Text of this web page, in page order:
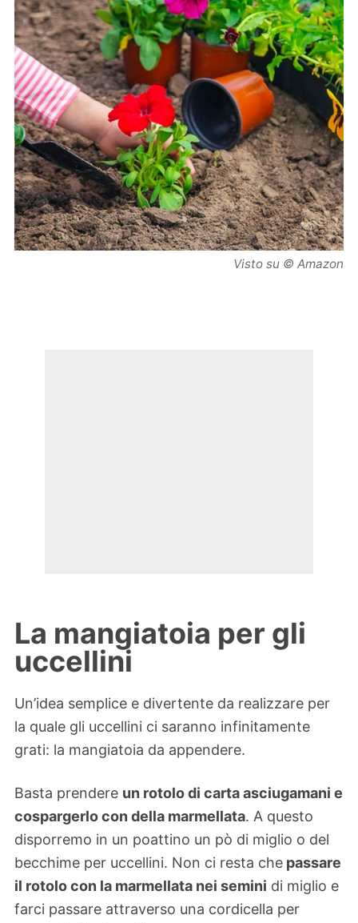
Visto su © Amazon
La mangiatoia per gli
uccellini
Un’idea semplice e divertente da realizzare per
la quale gli uccellini ci saranno infinitamente
grati: la mangiatoia da appendere.
Basta prendere un rotolo di carta asciugamani e
cospargerlo con della marmellata. A questo
disporremo in un poattino un pò di miglio o del
becchime per uccellini. Non ci resta che passare
il rotolo con la marmellata nei semini di miglio e
farci passare attraverso una cordicella per